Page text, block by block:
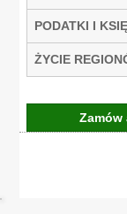
PODATKI I
ŻYCIE
Zamów